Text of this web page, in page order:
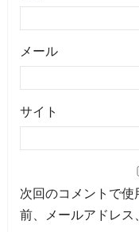
メール
サイト
次回のコメントで
前、メールアドレス